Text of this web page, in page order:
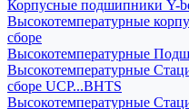
Корпусные подшипники Y-
Высокотемпературные
сборе
Высокотемпературные
Высокотемпературные
сборе UCP...BHTS
Высокотемпературные